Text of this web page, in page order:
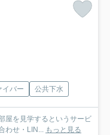
イバー 公共下水
屋を見学するというサービ
わせ・LIN... もっと見る